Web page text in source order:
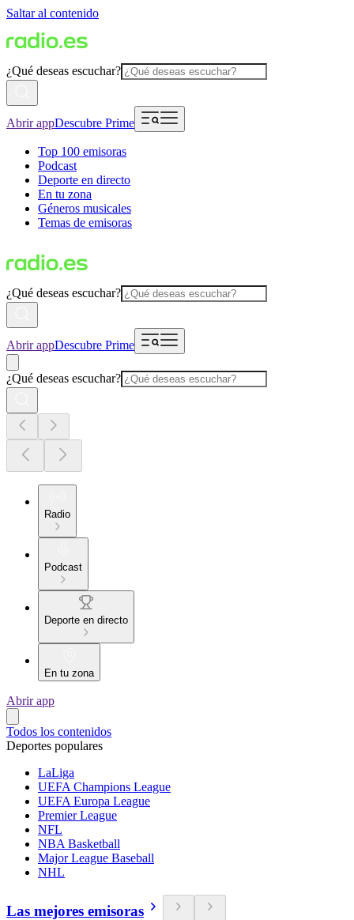
Saltar al contenido
¿Qué deseas escuchar?
Abrir appDescubre Prime
Top 100 emisoras
Podcast
Deporte en directo
En tu zona
Géneros musicales
Temas de emisoras
¿Qué deseas escuchar?
Abrir appDescubre Prime
¿Qué deseas escuchar?
Radio
Podcast
Deporte en directo
En tu zona
Abrir app
Todos los contenidos
Deportes populares
LaLiga
UEFA Champions League
UEFA Europa League
Premier League
NFL
NBA Basketball
Major League Baseball
NHL
Las mejores emisoras